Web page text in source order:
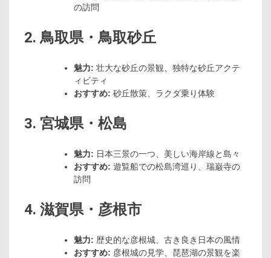
の訪問
2. 鳥取県・鳥取砂丘
魅力: 壮大な砂丘の景観、独特な砂丘アクテ
ィビティ
おすすめ: 砂丘散策、ラクダ乗り体験
3. 宮城県・松島
魅力: 日本三景の一つ、美しい海岸線と島々
おすすめ: 遊覧船での松島湾巡り、瑞巌寺の
訪問
4. 滋賀県・彦根市
魅力: 歴史的な彦根城、古き良き日本の風情
おすすめ: 彦根城の見学、琵琶湖の景観を楽